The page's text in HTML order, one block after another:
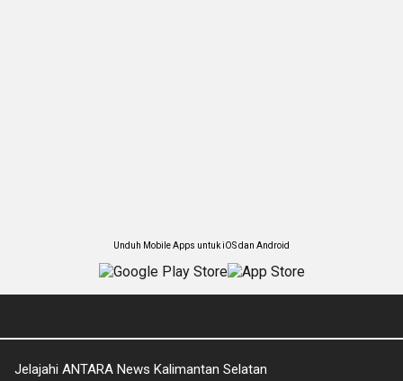
Unduh Mobile Apps untuk iOS dan Android
Jelajahi ANTARA News Kalimantan Selatan